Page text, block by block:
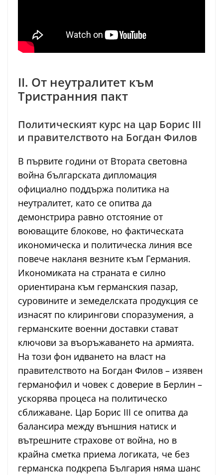
II. От неутралитет към
Тристранния пакт
Политическият курс на цар Борис III
и правителството на Богдан Филов
В първите години от Втората световна
война българската дипломация
официално поддържа политика на
неутралитет, като се опитва да
демонстрира равно отстояние от
воюващите блокове, но фактическата
икономическа и политическа линия все
повече накланя везните към Германия.
Икономиката на страната е силно
ориентирана към германския пазар,
суровините и земеделската продукция се
изнасят по клирингови споразумения, а
германските военни доставки стават
ключови за въоръжаването на армията.
На този фон идването на власт на
правителството на Богдан Филов – изявен
германофил и човек с доверие в Берлин –
ускорява процеса на политическо
сближаване. Цар Борис III се опитва да
балансира между външния натиск и
вътрешните страхове от война, но в
крайна сметка приема логиката, че без
германска подкрепа България няма шанс